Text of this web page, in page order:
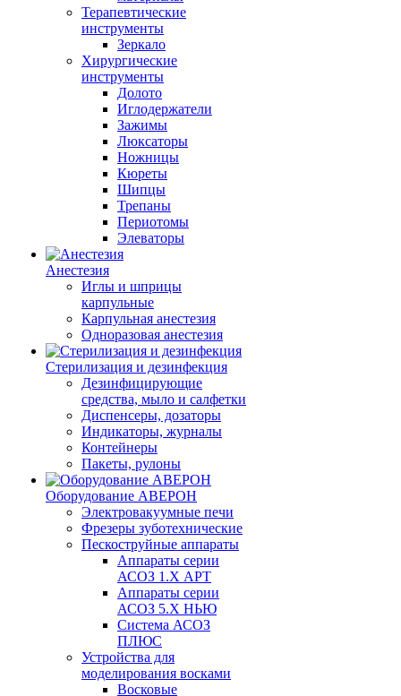
Терапевтические
инструменты
Зеркало
Хирургические
инструменты
Долото
Иглодержатели
Зажимы
Люксаторы
Ножницы
Кюреты
Шипцы
Трепаны
Периотомы
Элеваторы
Анестезия
Иглы и шприцы
карпульные
Карпульная анестезия
Одноразовая анестезия
Стерилизация и дезинфекция
Дезинфицирующие
средства, мыло и салфетки
Диспенсеры, дозаторы
Индикаторы, журналы
Контейнеры
Пакеты, рулоны
Оборудование АВЕРОН
Электровакуумные печи
Фрезеры зуботехнические
Пескоструйные аппараты
Аппараты серии
АСОЗ 1.Х АРТ
Аппараты серии
АСОЗ 5.Х НЬЮ
Система АСОЗ
ПЛЮС
Устройства для
моделирования восками
Восковые